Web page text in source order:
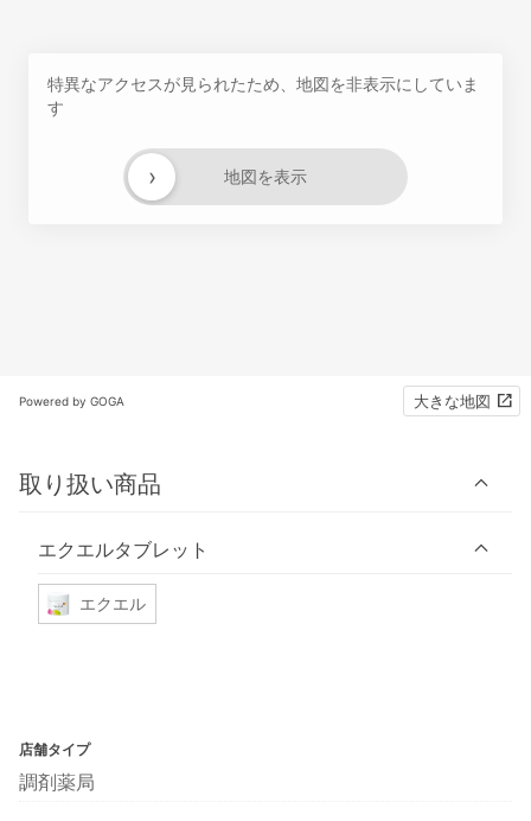
特異なアクセスが見られたため、地図を非表示にしていま
す
地図を表示
›
Powered by GOGA 大きな地図
取り扱い商品
エクエルタブレット
エクエル
店舗タイプ
調剤薬局